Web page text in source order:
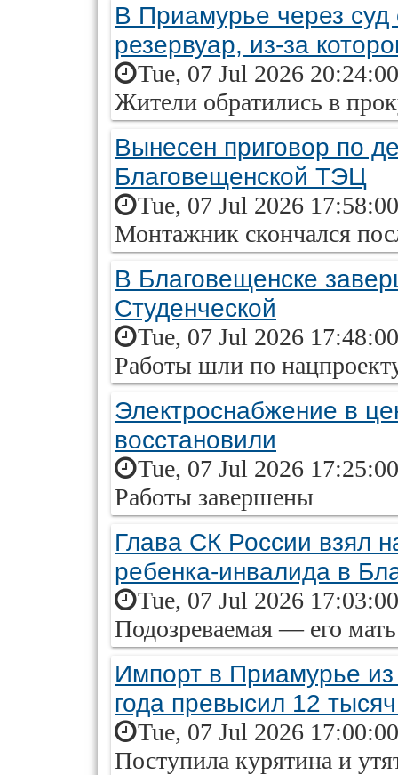
В Приамурье через
резервуар, из-за
Tue, 07 Jul 2026
Жители обратились в
Вынесен приговор по
Благовещенской ТЭЦ
Tue, 07 Jul 2026
Монтажник скончался
В Благовещенске
Студенческой
Tue, 07 Jul 2026
Работы шли по
Электроснабжение в
восстановили
Tue, 07 Jul 2026
Работы завершены
Глава СК России взял
ребенка-инвалида в
Tue, 07 Jul 2026
Подозреваемая — его мать
Импорт в Приамурье
года превысил 12
Tue, 07 Jul 2026
Поступила курятина и